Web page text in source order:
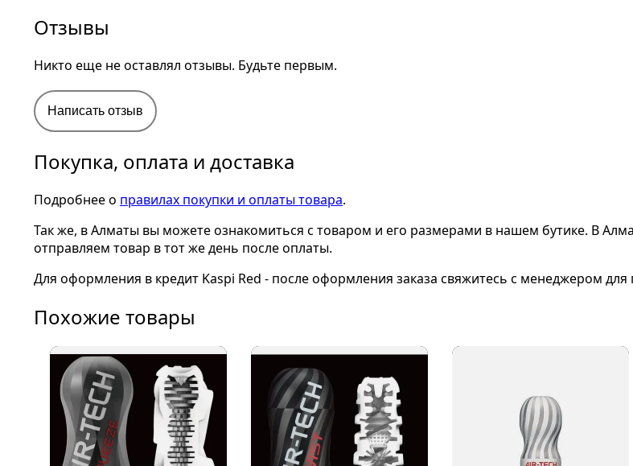
Отзывы
Никто еще не оставлял отзывы. Будьте первым.
Написать отзыв
Покупка, оплата и доставка
Подробнее о правилах покупки и оплаты товара.
Так же, в Алматы вы можете ознакомиться с товаром и его размерами в нашем бутике. В
отправляем товар в тот же день после оплаты.
Для оформления в кредит Kaspi Red - после оформления заказа свяжитесь с менеджером для
Похожие товары